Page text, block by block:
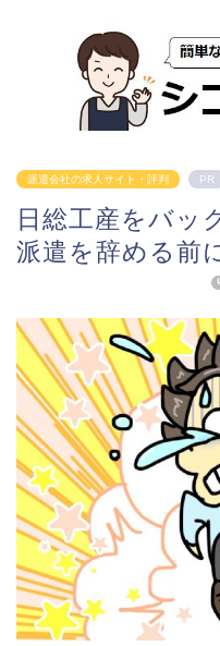
派遣会社の求人サイト・評判 PR
日総工産をバッ
派遣を辞める前